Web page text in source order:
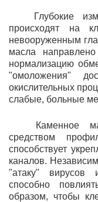
Глубокие
происходят на
невооруженным
масла
нормализацию
"омоложения"
окислительных
слабые, больные
Каменное
средством
способствует
каналов.
"атаку" вирусов
способно
образом, чтобы